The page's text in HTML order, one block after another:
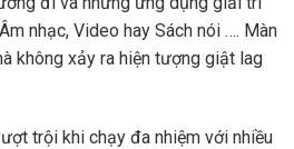
nhạc, Video hay Sách nói …. Màn
không xảy ra hiện tượng giật lag
trội khi chạy đa nhiệm với nhiều